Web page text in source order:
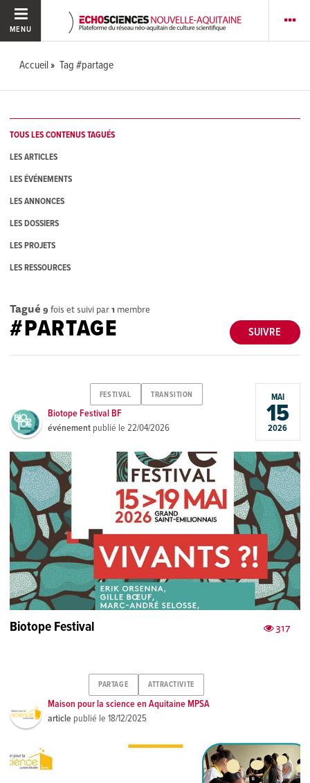
MENU
Accueil Tag #partage
TOUS LES CONTENUS TAGUÉS
LES ARTICLES
LES ÉVÉNEMENTS
LES ANNONCES
LES DOSSIERS
LES PROJETS
LES RESSOURCES
Tagué 9 fois et suivi par1 membre
SUIVRE
#PARTAGE
FESTIVAL TRANSITION
Biotope Festival BF
événement publié le22/04/2026
MAI
15
2026
317
Biotope Festival
PARTAGE ATTRACTIVITE
Maison pour la science en Aquitaine MPSA
article publié le18/12/2025